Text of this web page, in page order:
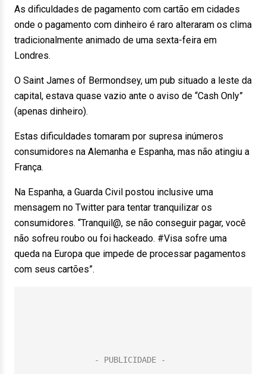
As dificuldades de pagamento com cartão em cidades
onde o pagamento com dinheiro é raro alteraram os clima
tradicionalmente animado de uma sexta-feira em
Londres.
O Saint James of Bermondsey, um pub situado a leste da
capital, estava quase vazio ante o aviso de “Cash Only”
(apenas dinheiro).
Estas dificuldades tomaram por supresa inúmeros
consumidores na Alemanha e Espanha, mas não atingiu a
França.
Na Espanha, a Guarda Civil postou inclusive uma
mensagem no Twitter para tentar tranquilizar os
consumidores. “Tranquil@, se não conseguir pagar, você
não sofreu roubo ou foi hackeado. #Visa sofre uma
queda na Europa que impede de processar pagamentos
com seus cartões”.